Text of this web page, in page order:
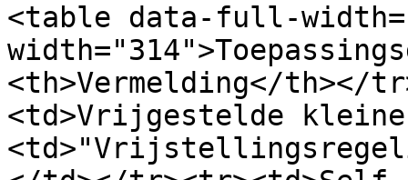
<table data-full-
<th>Vermelding</th></
<td>Vrijgestelde kleine